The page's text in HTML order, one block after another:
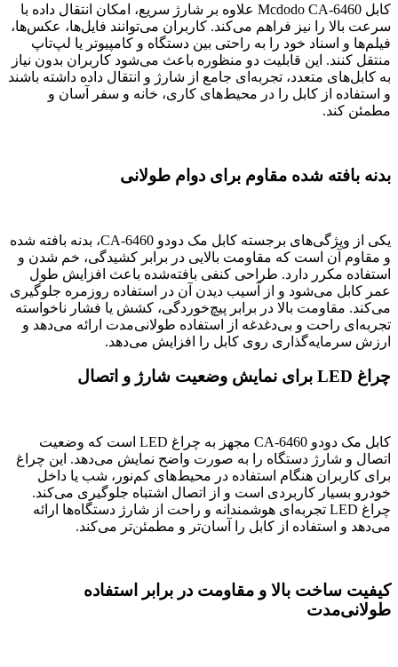
کابل Mcdodo CA-6460 علاوه بر شارژ سریع، امکان انتقال داده با
سرعت بالا را نیز فراهم می‌کند. کاربران می‌توانند فایل‌ها، عکس‌ها،
فیلم‌ها و اسناد خود را به راحتی بین دستگاه و کامپیوتر یا لپ‌تاپ
منتقل کنند. این قابلیت دو منظوره باعث می‌شود کاربران بدون نیاز
به کابل‌های متعدد، تجربه‌ای جامع از شارژ و انتقال داده داشته باشند
و استفاده از کابل را در محیط‌های کاری، خانه و سفر آسان و
مطمئن کند.
بدنه بافته شده مقاوم برای دوام طولانی
یکی از ویژگی‌های برجسته کابل مک دودو CA-6460، بدنه بافته شده
و مقاوم آن است که مقاومت بالایی در برابر کشیدگی، خم شدن و
استفاده مکرر دارد. طراحی کنفی بافته‌شده باعث افزایش طول
عمر کابل می‌شود و از آسیب دیدن آن در استفاده روزمره جلوگیری
می‌کند. مقاومت بالا در برابر پیچ‌خوردگی، کشش یا فشار ناخواسته
تجربه‌ای راحت و بی‌دغدغه از استفاده طولانی‌مدت ارائه می‌دهد و
ارزش سرمایه‌گذاری روی کابل را افزایش می‌دهد.
چراغ LED برای نمایش وضعیت شارژ و اتصال
کابل مک دودو CA-6460 مجهز به چراغ LED است که وضعیت
اتصال و شارژ دستگاه را به صورت واضح نمایش می‌دهد. این چراغ
برای کاربران هنگام استفاده در محیط‌های کم‌نور، شب یا داخل
خودرو بسیار کاربردی است و از اتصال اشتباه جلوگیری می‌کند.
چراغ LED تجربه‌ای هوشمندانه و راحت از شارژ دستگاه‌ها ارائه
می‌دهد و استفاده از کابل را آسان‌تر و مطمئن‌تر می‌کند.
کیفیت ساخت بالا و مقاومت در برابر استفاده
طولانی‌مدت